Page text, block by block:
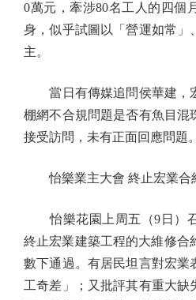
0萬元，牽涉80名工人的四個
身，似乎試圖以「營運如常」
主。
當日有傳媒追問侯華建，
棚網不合規問題是否有魚目混
接受訪問，未有正面回應問題。
怡樂業主大會 終止宏業合
怡樂花園上周五（9日）
終止宏業建築工程的大維修合
數下通過。有居民坦言對宏業
工奇差」；又批評其有重大缺